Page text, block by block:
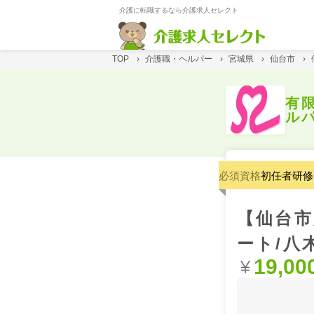
介護に転職するなら介護求人セレクト
TOP › 介護職・ヘルパー › 宮城県 › 仙台市 ›
有
ル
必須資格初任者研
【仙台
ート/八